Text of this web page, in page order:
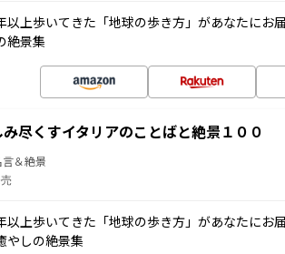
以上歩いてきた「地球の歩き方」があなたにお
絶景集
尽くすイタリアのことばと絶景１００
＆絶景
以上歩いてきた「地球の歩き方」があなたにお
やしの絶景集